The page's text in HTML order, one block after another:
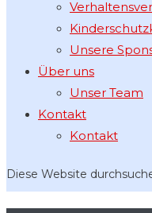
Unsere
Über uns
Unser Team
Kontakt
Kontakt
Diese Website